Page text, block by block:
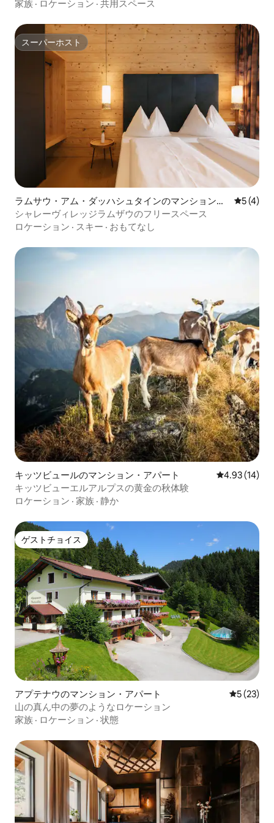
リゾート
家族 · ロケーション · 共用スペース
スーパーホスト
スーパーホスト
ラムサウ・アム・ダッハシュタインのマンション・
アパート
レビュー
5 (4)
シャレーヴィレッジラムザウのフリースペース
ロケーション · スキー · おもてなし
キッツビュールのマンション・アパート レビュー14
4.93 (14)
キッツビューエルアルプスの黄金の秋体験
ロケーション · 家族 · 静か
ゲストチョイス
ゲストチョイス
アプテナウのマンション・アパート レビュー
5 (23)
山の真ん中の夢のようなロケーション
家族 · ロケーション · 状態